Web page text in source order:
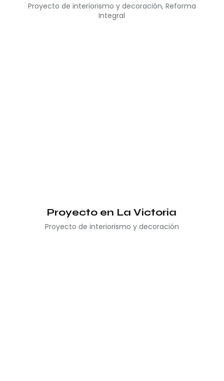
Proyecto de interiorismo y decoración, Reforma
Integral
Proyecto en La Victoria
Proyecto de interiorismo y decoración